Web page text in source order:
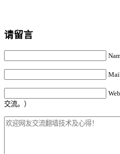
请留言
交流。）